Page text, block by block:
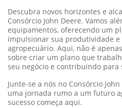
Descubra novos horizontes e
Consórcio John Deere. Vamos
equipamentos, oferecendo um
impulsionar sua produtividade
agropecuário. Aqui, não é
sobre criar um plano que
seu negócio e contribuindo para
Junte-se a nós no Consórcio
uma jornada rumo a um futuro
sucesso começa aqui.